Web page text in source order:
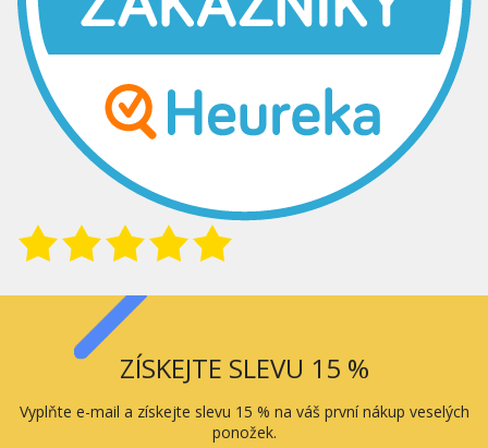
ZÍSKEJTE SLEVU 15 %
Vyplňte e-mail a získejte slevu 15 % na váš první nákup veselých
ponožek.